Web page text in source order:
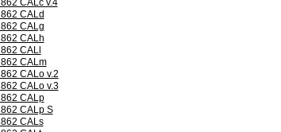
862 CALc v.4
862 CALd
862 CALg
862 CALh
862 CALl
862 CALm
862 CALo v.2
862 CALo v.3
862 CALp
862 CALp S
862 CALs